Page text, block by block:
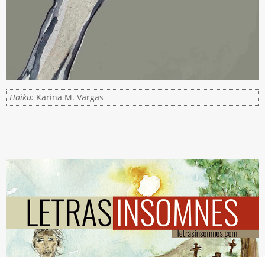
Haiku: Karina M. Vargas